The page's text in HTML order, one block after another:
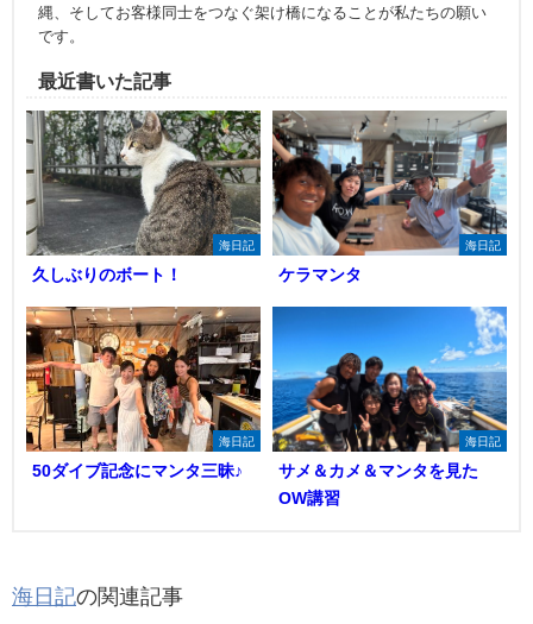
縄、そしてお客様同士をつなぐ架け橋になることが私たちの願い
です。
最近書いた記事
海日記
久しぶりのボート！
海日記
ケラマンタ
海日記
50ダイブ記念にマンタ三昧♪
海日記
サメ＆カメ＆マンタを見た
OW講習
海日記の関連記事